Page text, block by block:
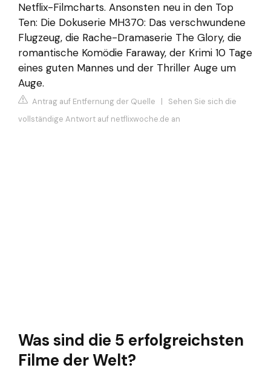
Netflix-Filmcharts. Ansonsten neu in den Top
Ten: Die Dokuserie MH370: Das verschwundene
Flugzeug, die Rache-Dramaserie The Glory, die
romantische Komödie Faraway, der Krimi 10 Tage
eines guten Mannes und der Thriller Auge um
Auge.
Antrag auf Entfernung der Quelle | Sehen Sie sich die
vollständige Antwort auf netflixwoche.de an
Was sind die 5 erfolgreichsten
Filme der Welt?